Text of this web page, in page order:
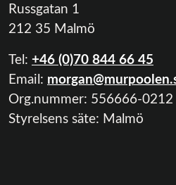
Russgatan 1
212 35 Malmö
Tel: +46 (0)70 844 66 45
Email:
Org.nummer: 556666-0212
Styrelsens säte: Malmö